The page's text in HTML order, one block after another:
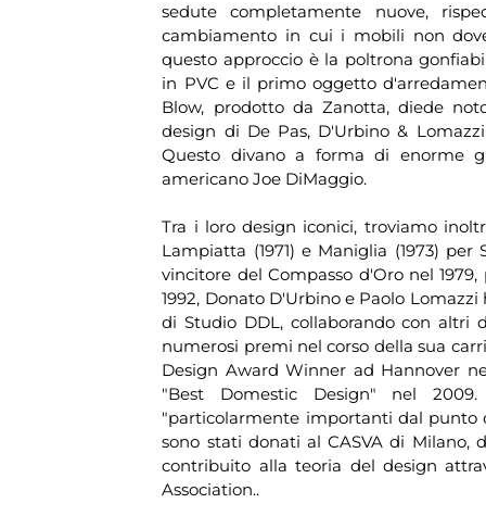
sedute completamente nuove,
cambiamento in cui i mobili non
questo approccio è la poltrona
in PVC e il primo oggetto
Blow, prodotto da Zanotta, diede
design di De Pas, D'Urbino &
Questo divano a forma di enorme
americano Joe DiMaggio.
Tra i loro design iconici, troviamo
Lampiatta (1971) e Maniglia (1973)
vincitore del Compasso d'Oro nel
1992, Donato D'Urbino e Paolo
di Studio DDL, collaborando con altri
numerosi premi nel corso della sua
Design Award Winner ad Hannover
"Best Domestic Design" nel
"particolarmente importanti dal punto
sono stati donati al CASVA di Milano,
contribuito alla teoria del design
Association..